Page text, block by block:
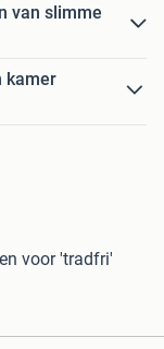
van slimme
kamer
voor 'tradfri'